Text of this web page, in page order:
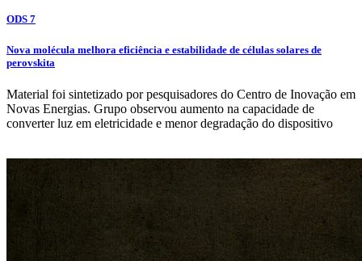
ODS 7
Nova molécula melhora eficiência e estabilidade de células solares de
perovskita
Material foi sintetizado por pesquisadores do Centro de Inovação em
Novas Energias. Grupo observou aumento na capacidade de
converter luz em eletricidade e menor degradação do dispositivo